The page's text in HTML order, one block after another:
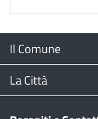
Menu
Footer
Il Comune
Il Sindaco
La Città